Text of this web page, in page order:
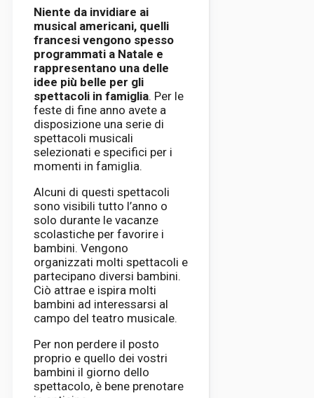
Niente da invidiare ai
musical americani, quelli
francesi vengono spesso
programmati a Natale e
rappresentano una delle
idee più belle per gli
spettacoli in famiglia. Per le
feste di fine anno avete a
disposizione una serie di
spettacoli musicali
selezionati e specifici per i
momenti in famiglia.
Alcuni di questi spettacoli
sono visibili tutto l’anno o
solo durante le vacanze
scolastiche per favorire i
bambini. Vengono
organizzati molti spettacoli e
partecipano diversi bambini.
Ciò attrae e ispira molti
bambini ad interessarsi al
campo del teatro musicale.
Per non perdere il posto
proprio e quello dei vostri
bambini il giorno dello
spettacolo, è bene prenotare